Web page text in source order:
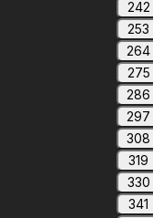
242
253
264
275
286
297
308
319
330
341